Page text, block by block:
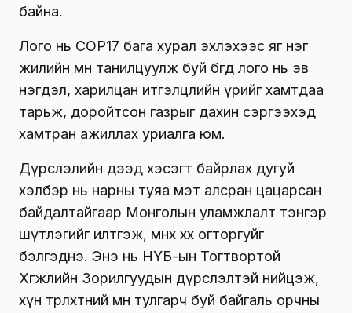
байна.
Лого нь COP17 бага хурал эхлэхээс яг нэг
жилийн өмнө танилцуулж буй бөгөөд лого нь эв
нэгдэл, харилцан итгэлцлийн үрийг хамтдаа
тарьж, доройтсон газрыг дахин сэргээхэд
хамтран ажиллах уриалга юм.
Дүрслэлийн дээд хэсэгт байрлах дугуй
хэлбэр нь нарны туяа мэт алсран цацарсан
байдалтайгаар Монголын уламжлалт тэнгэр
шүтлэгийг илтгэж, мөнх хөх огторгуйг
бэлгэднэ. Энэ нь НҮБ-ын Тогтвортой
Хөгжлийн Зорилгуудын дүрслэлтэй нийцэж,
хүн төрөлхтний өмнө тулгарч буй байгаль орчны